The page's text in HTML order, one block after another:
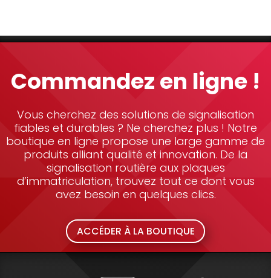
Commandez en ligne !
Vous cherchez des solutions de signalisation
fiables et durables ? Ne cherchez plus ! Notre
boutique en ligne propose une large gamme de
produits alliant qualité et innovation. De la
signalisation routière aux plaques
d’immatriculation, trouvez tout ce dont vous
avez besoin en quelques clics.
ACCÉDER À LA BOUTIQUE